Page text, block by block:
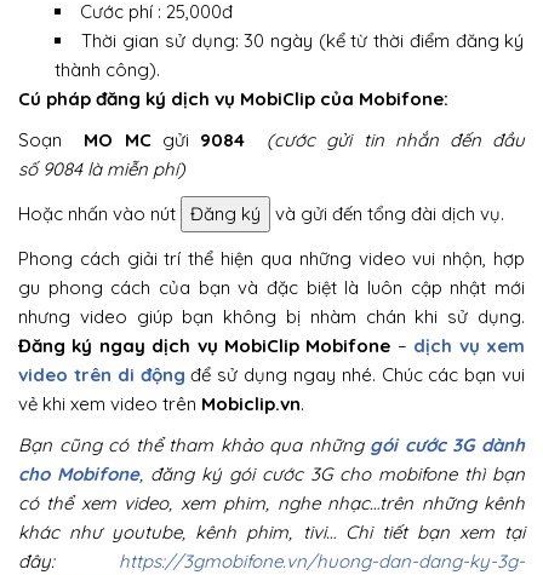
Cước phí : 25,000đ
Thời gian sử dụng: 30 ngày (kể từ thời điểm đăng ký
thành công).
Cú pháp đăng ký dịch vụ MobiClip của Mobifone:
Soạn MO MC gửi 9084
(cước gửi tin nhắn đến đầu
số 9084 là miễn phí)
Hoặc nhấn vào nút
Đăng ký
và gửi đến tổng đài dịch vụ.
Phong cách giải trí thể hiện qua những video vui nhộn, hợp
gu phong cách của bạn và đặc biệt là luôn cập nhật mới
nhưng video giúp bạn không bị nhàm chán khi sử dụng.
Đăng ký ngay dịch vụ MobiClip Mobifone – dịch vụ xem
video trên di động để sử dụng ngay nhé. Chúc các bạn vui
vẻ khi xem video trên Mobiclip.vn.
Bạn cũng có thể tham khảo qua những gói cước 3G dành
cho Mobifone, đăng ký gói cước 3G cho mobifone thì bạn
có thể xem video, xem phim, nghe nhạc…trên những kênh
khác như youtube, kênh phim, tivi… Chi tiết bạn xem tại
đây: https://3gmobifone.vn/huong-dan-dang-ky-3g-